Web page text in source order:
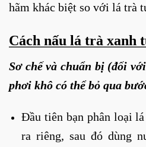
hãm khác biệt so với lá trà
Cách nấu lá trà xanh
Sơ chế và chuẩn bị (đối
phơi khô có thể bỏ qua
Đầu tiên bạn phân loại
ra riêng, sau đó dùng